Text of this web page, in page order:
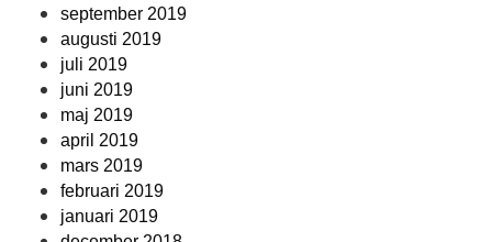
september 2019
augusti 2019
juli 2019
juni 2019
maj 2019
april 2019
mars 2019
februari 2019
januari 2019